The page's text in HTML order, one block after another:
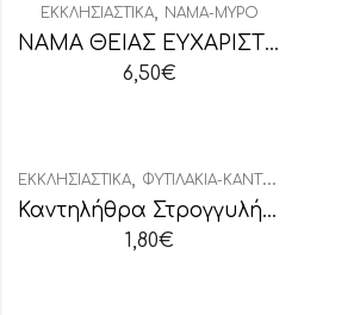
ΕΚΚΛΗΣΙΑΣΤΙΚΆ, ΝΆΜΑ-ΜΎΡΟ
ΝΑΜΑ ΘΕΙΑΣ ΕΥΧΑΡΙΣΤΙΑΣ 375ml
6,50€
ΕΚΚΛΗΣΙΑΣΤΙΚΆ, ΦΥΤΙΛΆΚΙΑ-ΚΑΝΤΗΛΉΘΡΕΣ
Καντηλήθρα Στρογγυλή Συσκευασία
1,80€